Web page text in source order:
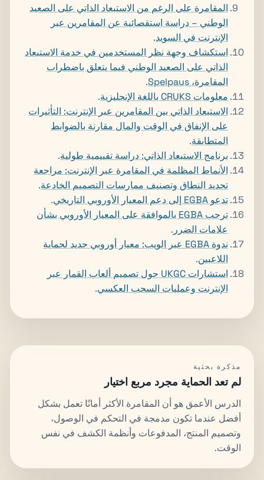
المقامرة على الرغم من الاستبعاد الذاتي على الصعيد
الوطني – دراسة استقصائية عن المقامرين عبر
الإنترنت في السويد.
استكشاف وجهة نظر المستخدمين في خدمة الاستبعاد
الذاتي على الصعيد الوطني فيما يتعلق باضطراب
المقامرة، Spelpaus
.
معلومات CRUKS باللغة الإنجليزية
.
الاستبعاد الذاتي بين المقامرين عبر الإنترنت: التأثيرات
على الإنفاق في الوقت والمال مقارنة بالضوابط
المتطابقة.
برنامج الاستبعاد الذاتي: دراسة تقييمية طولية.
الأنماط المظلمة في المقامرة عبر الإنترنت: مراجعة
تحديد النطاق وتصنيف ممارسات التصميم الخادعة.
تدعو EGBA إلى دعم المعيار الأوروبي التاريخي
.
ترحب EGBA بالموافقة على المعيار الأوروبي بشأن
علامات الضرر .
ندوة EGBA عبر الويب: معيار أوروبي جديد لحماية
اللاعبين.
استشارات UKGC حول تصميم ألعاب القمار عبر
الإنترنت وعمليات السحب العكسي.
مذكرة بحثية
لم تعد الحماية مجرد مربع اختيار
الدرس الأعمق هو أن المقامرة الأكثر أمانًا تعمل بشكل
أفضل عندما تكون مدمجة في التحكم في الوصول،
وتصميم المنتج، المدفوعات وأنظمة الكشف في نفس
الوقت.